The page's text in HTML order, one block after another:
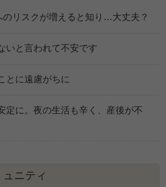
のリスクが増えると知り…大丈夫？
いと言われて不安です
とに遠慮がちに
定に。夜の生活も辛く、産後が不
ニティ